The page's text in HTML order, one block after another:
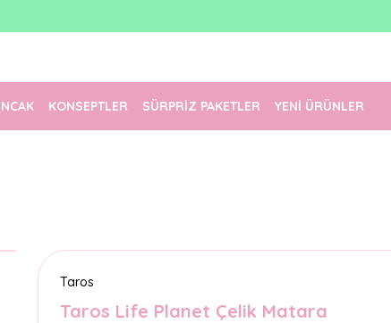
Ücretsiz Kargo
KONSEPTLER SÜRPRİZ PAKETLER YENİ ÜRÜNLER
Taros
Taros Life Planet Çelik Matara